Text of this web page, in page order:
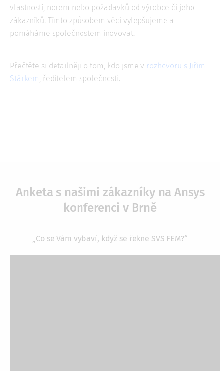
vlastností, norem nebo požadavků od výrobce či jeho
zákazníků. Tímto způsobem věci vylepšujeme a
pomáháme společnostem inovovat.
Přečtěte si detailněji o tom, kdo jsme v rozhovoru s Jiřím
Stárkem, ředitelem společnosti.
Anketa s našimi zákazníky na Ansys
konferenci v Brně
„Co se Vám vybaví, když se řekne SVS FEM?“